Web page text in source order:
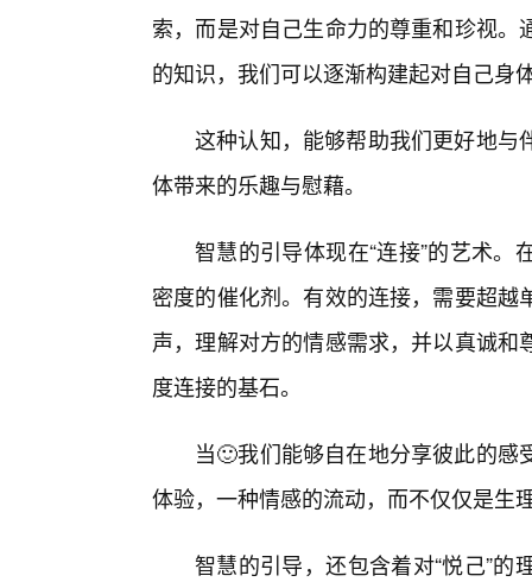
索，而是对自己生命力的尊重和珍视
的知识，我们可以逐渐构建起对自己身
这种认知，能够帮助我们更好地与
体带来的乐趣与慰藉。
智慧的引导体现在“连接”的艺术
密度的催化剂。有效的连接，需要超
声，理解对方的情感需求，并以真诚
度连接的基石。
当🙂我们能够自在地分享彼此的
体验，一种情感的流动，而不仅仅是生
智慧的引导，还包含着对“悦己”